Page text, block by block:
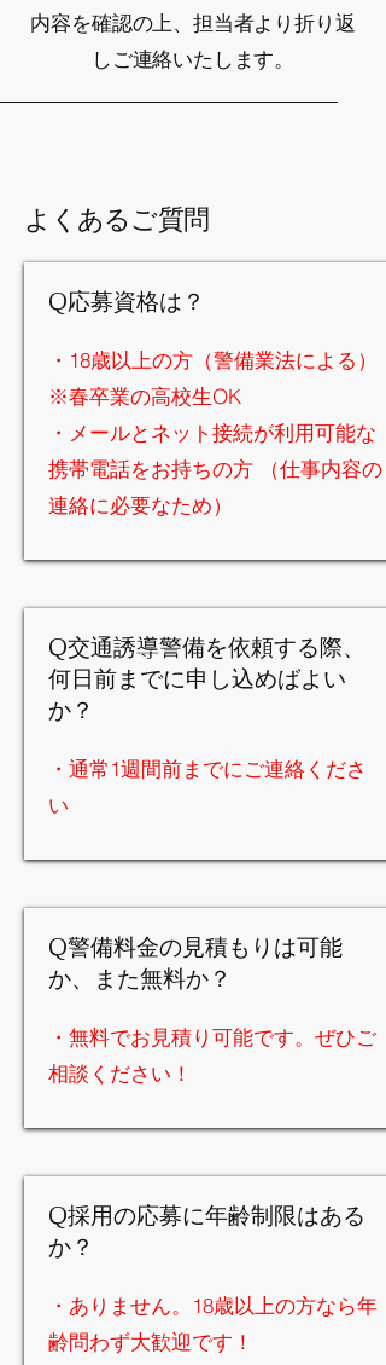
内容を確認の上、担当者より折り返
しご連絡いたします。
よくあるご質問
Q応募資格は？
・18歳以上の方（警備業法による）
※春卒業の高校生OK
・メールとネット接続が利用可能な
携帯電話をお持ちの方 （仕事内容の
連絡に必要なため）
Q交通誘導警備を依頼する際、
何日前までに申し込めばよい
か？
・通常1週間前までにご連絡くださ
い
Q警備料金の見積もりは可能
か、また無料か？
・無料でお見積り可能です。ぜひご
相談ください！
Q採用の応募に年齢制限はある
か？
・ありません。18歳以上の方なら年
齢問わず大歓迎です！